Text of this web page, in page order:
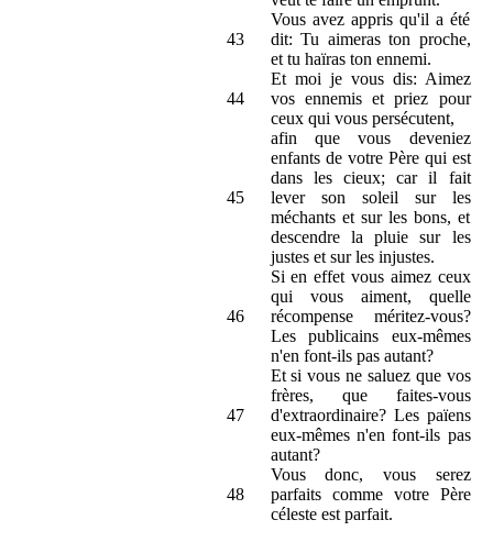
43
Vous avez appris qu'il a été
dit: Tu aimeras ton proche,
et tu haïras ton ennemi.
44
Et moi je vous dis: Aimez
vos ennemis et priez pour
ceux qui vous persécutent,
45
afin que vous deveniez
enfants de votre Père qui est
dans les cieux; car il fait
lever son soleil sur les
méchants et sur les bons, et
descendre la pluie sur les
justes et sur les injustes.
46
Si en effet vous aimez ceux
qui vous aiment, quelle
récompense méritez-vous?
Les publicains eux-mêmes
n'en font-ils pas autant?
47
Et si vous ne saluez que vos
frères, que faites-vous
d'extraordinaire? Les païens
eux-mêmes n'en font-ils pas
autant?
48
Vous donc, vous serez
parfaits comme votre Père
céleste est parfait.